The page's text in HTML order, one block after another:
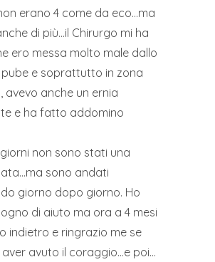
erano 4 come da eco…ma
di più…il Chirurgo mi ha
ero messa molto male dallo
e soprattutto in zona
avevo anche un ernia
e ha fatto addomino
giorni non sono stati una
sono andati
giorno dopo giorno. Ho
di aiuto ma ora a 4 mesi
indietro e ringrazio me se
avuto il coraggio…e poi…